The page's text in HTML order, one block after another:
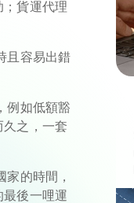
貨運代理
且容易出錯
例如低額豁
之，一套
家的時間，
後一哩運